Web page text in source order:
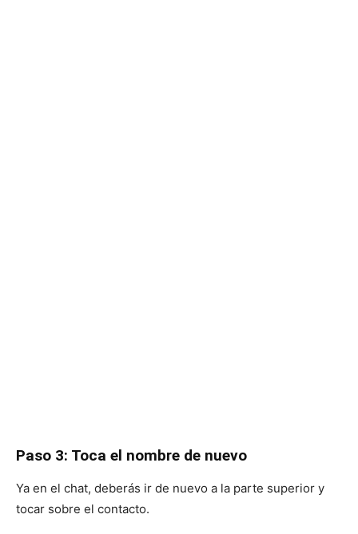
Paso 3: Toca el nombre de nuevo
Ya en el chat, deberás ir de nuevo a la parte superior y
tocar sobre el contacto.